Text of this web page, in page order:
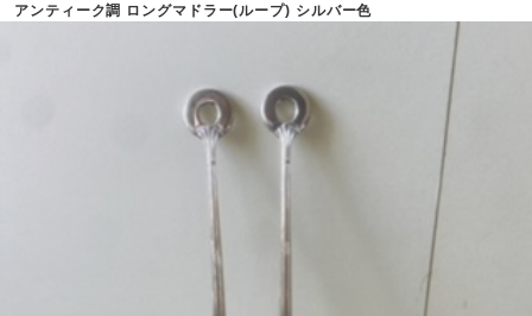
アンティーク調 ロングマドラー(ループ) シルバー色